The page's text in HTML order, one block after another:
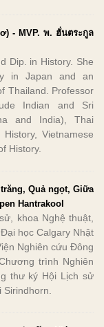
- MVP. พ. ฮั่นตระกูล
Dip. in History. She
in Japan and an
Thailand. Professor
Indian and Sri
and India), Thai
Vietnamese
History.
Quả ngọt, Giữa
Hantrakool
khoa Nghệ thuật,
học Calgary Nhật
Nghiên cứu Đông
trình Nghiên
thư ký Hội Lịch sử